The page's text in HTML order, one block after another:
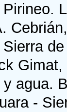
Gimat,
agua.
-